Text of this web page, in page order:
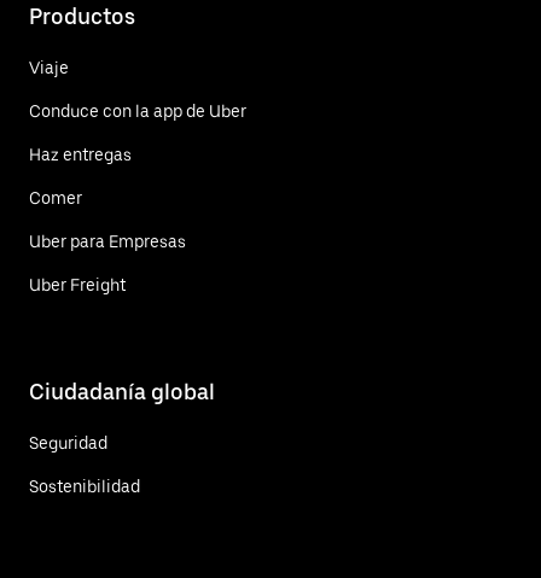
Productos
Viaje
Conduce con la app de Uber
Haz entregas
Comer
Uber para Empresas
Uber Freight
Ciudadanía global
Seguridad
Sostenibilidad